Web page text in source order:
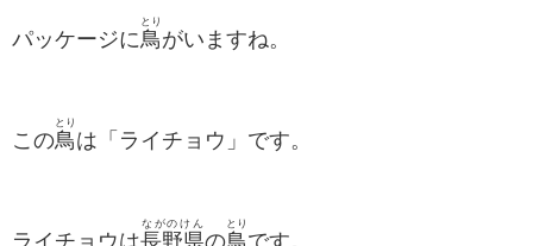
パッケージに鳥
とり
がいますね。
この鳥
とり
は「ライチョウ」です。
ライチョウは長野県
ながのけん
の鳥
とり
です。